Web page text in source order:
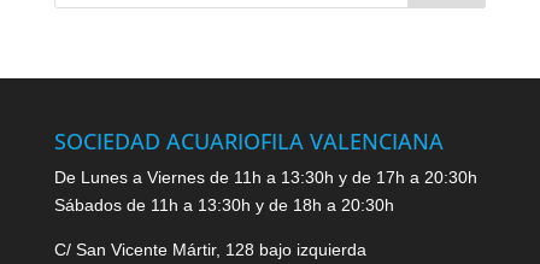
SOCIEDAD ACUARIOFILA VALENCIANA
De Lunes a Viernes de 11h a 13:30h y de 17h a 20:30h
Sábados de 11h a 13:30h y de 18h a 20:30h
C/ San Vicente Mártir, 128 bajo izquierda